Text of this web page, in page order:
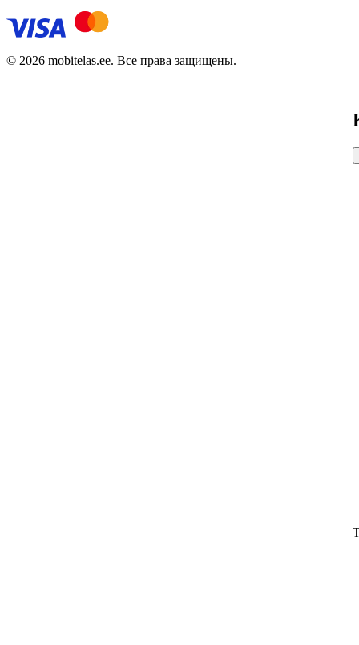
© 2026 mobitelas.ee. Все права защищены.